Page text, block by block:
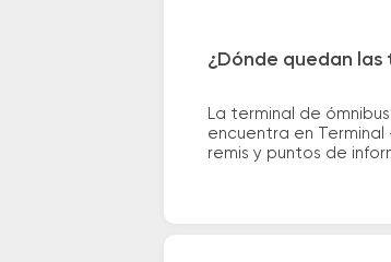
¿Dónde quedan las
La terminal de
encuentra en
remis y puntos de